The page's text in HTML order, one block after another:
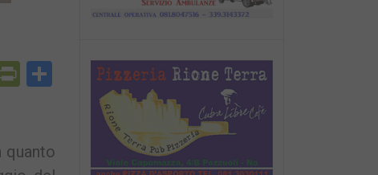
PrintFriendly
Condividi
quanto